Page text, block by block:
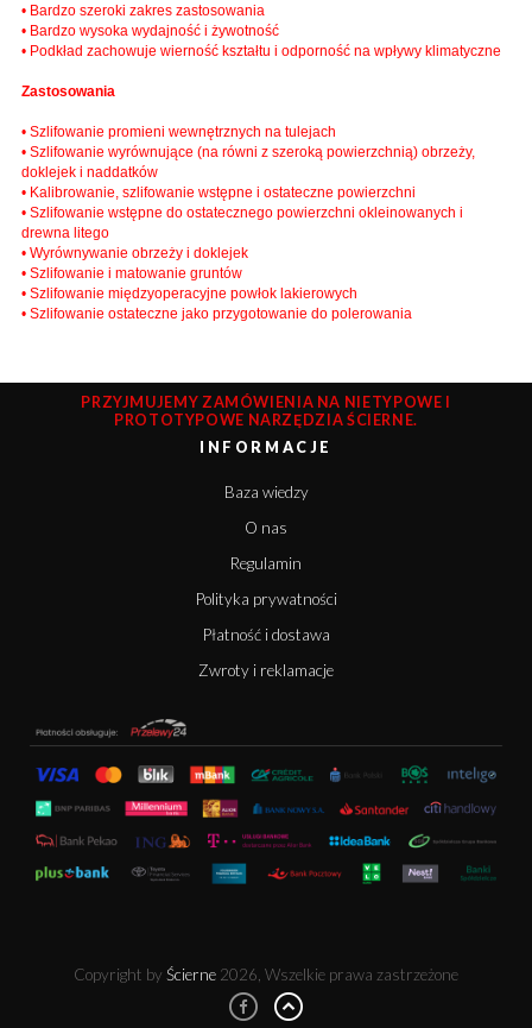
• Bardzo szeroki zakres zastosowania
• Bardzo wysoka wydajność i żywotność
• Podkład zachowuje wierność kształtu i odporność na wpływy klimatyczne
Zastosowania
• Szlifowanie promieni wewnętrznych na tulejach
• Szlifowanie wyrównujące (na równi z szeroką powierzchnią) obrzeży,
doklejek i naddatków
• Kalibrowanie, szlifowanie wstępne i ostateczne powierzchni
• Szlifowanie wstępne do ostatecznego powierzchni okleinowanych i
drewna litego
• Wyrównywanie obrzeży i doklejek
• Szlifowanie i matowanie gruntów
• Szlifowanie międzyoperacyjne powłok lakierowych
• Szlifowanie ostateczne jako przygotowanie do polerowania
PRZYJMUJEMY ZAMÓWIENIA NA NIETYPOWE I
PROTOTYPOWE NARZĘDZIA ŚCIERNE.
INFORMACJE
Baza wiedzy
O nas
Regulamin
Polityka prywatności
Płatność i dostawa
Zwroty i reklamacje
Copyright by Ścierne 2026, Wszelkie prawa zastrzeżone